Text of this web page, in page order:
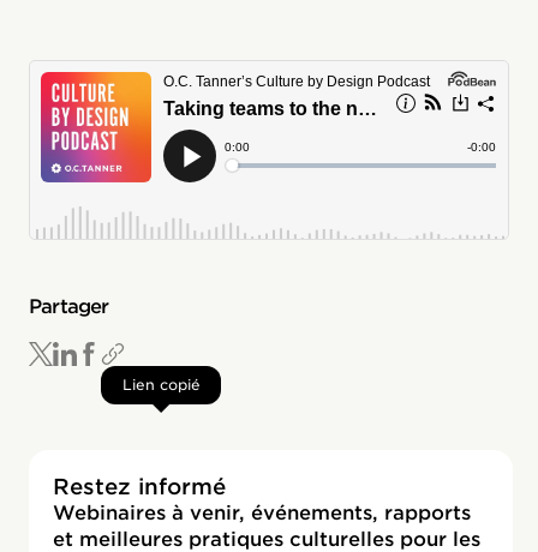
Partager
Lien copié
Restez informé
Webinaires à venir, événements, rapports
et meilleures pratiques culturelles pour les